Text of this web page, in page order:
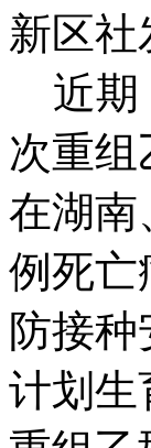
新区
近期
次重
在湖南
例死亡
防接
计划生